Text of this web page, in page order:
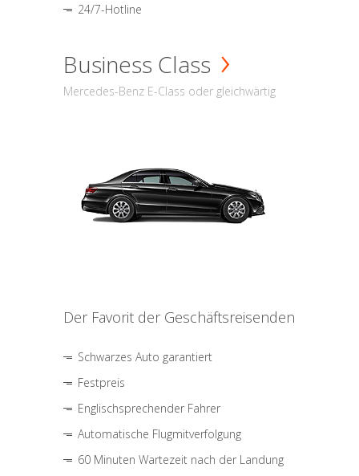
24/7-Hotline
Business Class
Mercedes-Benz E-Class oder gleichwärtig
Der Favorit der Geschäftsreisenden
Schwarzes Auto garantiert
Festpreis
Englischsprechender Fahrer
Automatische Flugmitverfolgung
60 Minuten Wartezeit nach der Landung